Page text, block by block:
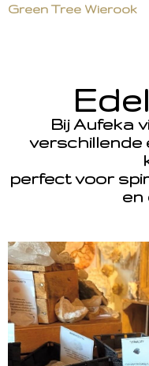
Green Tree Wierook
Bij Aufeka
verschillende
perfect voor
en